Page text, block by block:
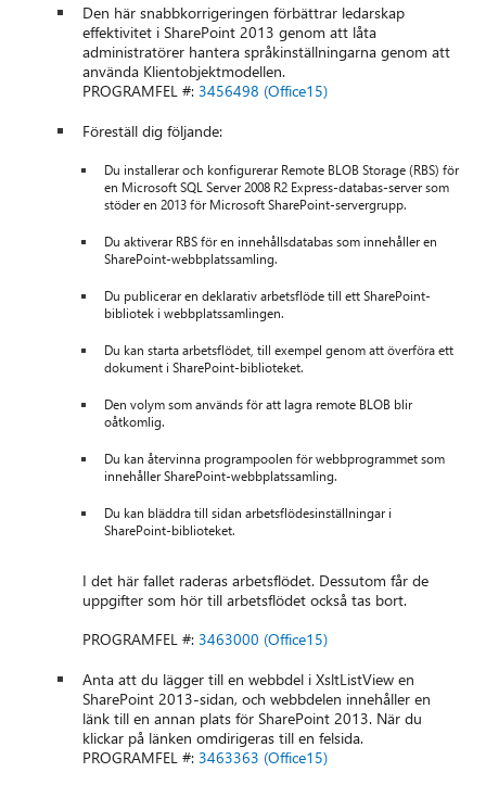
Den här snabbkorrigeringen förbättrar ledarskap
effektivitet i SharePoint 2013 genom att låta
administratörer hantera språkinställningarna genom att
använda Klientobjektmodellen.
PROGRAMFEL #:3456498 (Office15)
Föreställ dig följande:
Du installerar och konfigurerar Remote BLOB Storage (RBS) för
en Microsoft SQL Server 2008 R2 Express-databas-server som
stöder en 2013 för Microsoft SharePoint-servergrupp.
Du aktiverar RBS för en innehållsdatabas som innehåller en
SharePoint-webbplatssamling.
Du publicerar en deklarativ arbetsflöde till ett SharePoint-
bibliotek i webbplatssamlingen.
Du kan starta arbetsflödet, till exempel genom att överföra ett
dokument i SharePoint-biblioteket.
Den volym som används för att lagra remote BLOB blir
oåtkomlig.
Du kan återvinna programpoolen för webbprogrammet som
innehåller SharePoint-webbplatssamling.
Du kan bläddra till sidan arbetsflödesinställningar i
SharePoint-biblioteket.
I det här fallet raderas arbetsflödet. Dessutom får de
uppgifter som hör till arbetsflödet också tas bort.
PROGRAMFEL #:3463000 (Office15)
Anta att du lägger till en webbdel i XsltListView en
SharePoint 2013-sidan, och webbdelen innehåller en
länk till en annan plats för SharePoint 2013. När du
klickar på länken omdirigeras till en felsida.
PROGRAMFEL #:3463363 (Office15)